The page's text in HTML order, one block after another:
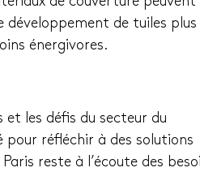
développement de tuiles plus
énergivores.
les défis du secteur du
réfléchir à des solutions
reste à l’écoute des